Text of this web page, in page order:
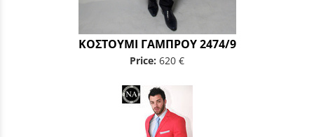
ΚΟΣΤΟΥΜΙ ΓΑΜΠΡΟΥ 2474/9
Price: 620 €